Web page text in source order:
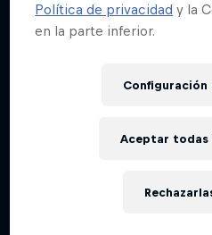
Política de privacidad y la
en la parte inferior.
Configuración
Aceptar todas